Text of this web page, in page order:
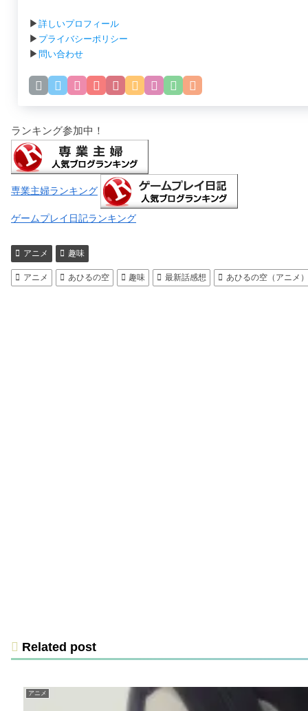
▶ 詳しいプロフィール
▶ プライバシーポリシー
▶ 問い合わせ
ランキング参加中！
専業主婦ランキング
ゲームプレイ日記ランキング
アニメ 趣味
アニメ あひるの空 趣味 最新話感想 あひるの空（アニメ）
Related post
アニメ